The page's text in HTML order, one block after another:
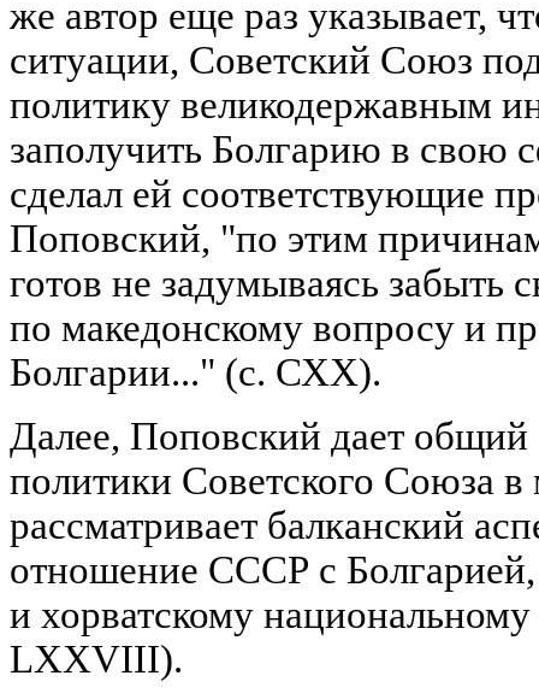
же автор еще раз указывает,
ситуации, Советский Союз
политику великодержавным
заполучить Болгарию в свою
сделал ей соответствующие
Поповский, "по этим
готов не задумываясь
по македонскому вопросу и
Болгарии..." (с. СХХ).
Далее, Поповский дает общий
политики Советского Союза
рассматривает балканский
отношение СССР с
и хорватскому
LXXVIII).